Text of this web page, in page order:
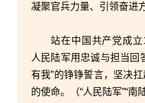
凝聚官兵力量、引领奋进
站在中国共产党成立
人民陆军用忠诚与担当回
有我”的铮铮誓言，坚决
的使命。
（“人民陆军”“南